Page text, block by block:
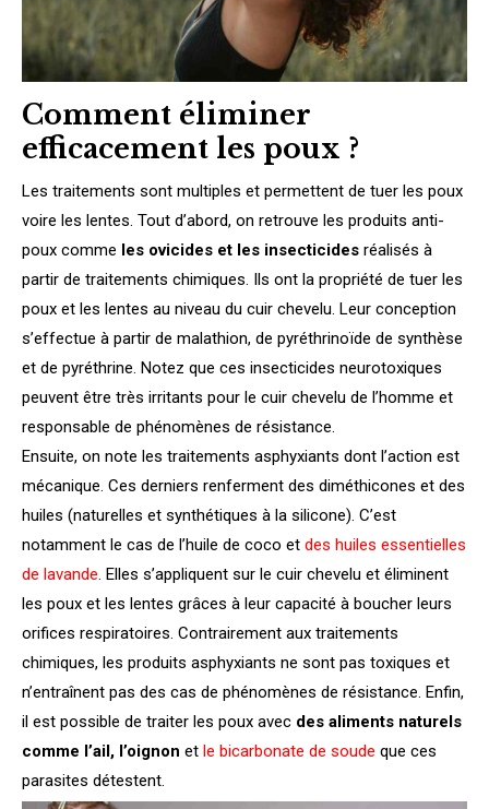
Comment éliminer
efficacement les poux ?
Les traitements sont multiples et permettent de tuer les poux
voire les lentes. Tout d’abord, on retrouve les produits anti-
poux comme les ovicides et les insecticides réalisés à
partir de traitements chimiques. Ils ont la propriété de tuer les
poux et les lentes au niveau du cuir chevelu. Leur conception
s’effectue à partir de malathion, de pyréthrinoïde de synthèse
et de pyréthrine. Notez que ces insecticides neurotoxiques
peuvent être très irritants pour le cuir chevelu de l’homme et
responsable de phénomènes de résistance.
Ensuite, on note les traitements asphyxiants dont l’action est
mécanique. Ces derniers renferment des diméthicones et des
huiles (naturelles et synthétiques à la silicone). C’est
notamment le cas de l’huile de coco et des huiles essentielles
de lavande. Elles s’appliquent sur le cuir chevelu et éliminent
les poux et les lentes grâces à leur capacité à boucher leurs
orifices respiratoires. Contrairement aux traitements
chimiques, les produits asphyxiants ne sont pas toxiques et
n’entraînent pas des cas de phénomènes de résistance. Enfin,
il est possible de traiter les poux avec des aliments naturels
comme l’ail, l’oignon et le bicarbonate de soude que ces
parasites détestent.